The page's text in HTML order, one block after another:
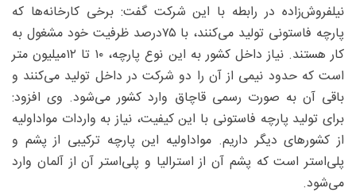
نیلفروش‌زاده در رابطه با این شرکت گفت: برخی کارخانه‌ها که
پارچه فاستونی تولید می‌کنند، با ۷۵‌درصد ظرفیت خود مشغول به
کار هستند. نیاز داخل کشور به این نوع پارچه، ۱۰ تا ۱۲‌میلیون متر
است که حدود نیمی از آن را دو شرکت در داخل تولید می‌کنند و
باقی آن به صورت رسمی قاچاق وارد کشور می‌شود. وی افزود:
برای تولید پارچه فاستونی با این کیفیت، نیاز به واردات مواداولیه
از کشورهای دیگر داریم. مواداولیه این پارچه ترکیبی از پشم و
پلی‌استر است که پشم آن از استرالیا و پلی‌استر آن از آلمان وارد
می‌شود.